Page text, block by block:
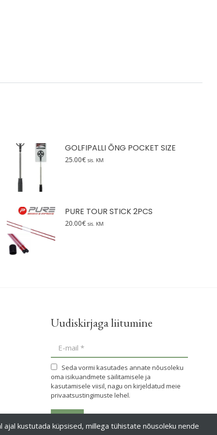
GOLFIPALLI ÕNG POCKET SIZE
25.00€ sis. KM
PURE TOUR STICK 2PCS
20.00€ sis. KM
Uudiskirjaga liitumine
Seda vormi kasutades annate nõusoleku
oma isikuandmete säilitamisele ja
kasutamisele viisil, nagu on kirjeldatud meie
privaatsustingimuste lehel.
kustutada küpsised, millega tühistate nõusoleku nende